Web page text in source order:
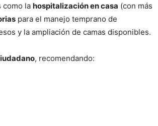
como la hospitalización en casa (con más
para el manejo temprano de
y la ampliación de camas disponibles.
, recomendando: